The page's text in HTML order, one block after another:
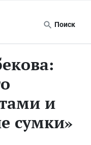
Поиск
и
сумки»